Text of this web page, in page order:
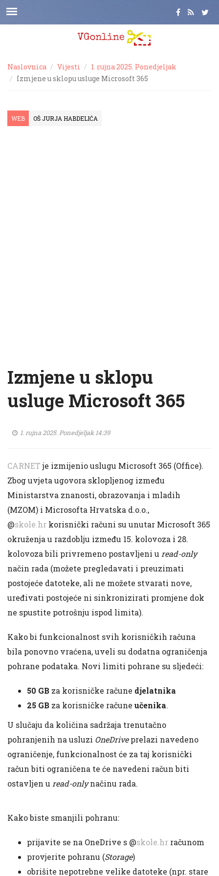
Naslovnica Vijesti
1. rujna 2025. Ponedjeljak
Izmjene u sklopu usluge Microsoft 365
WEB OŠ JURJA HABDELIĆA
Izmjene u sklopu
usluge Microsoft 365
1. rujna 2025. Ponedjeljak 14:39
CARNETje izmijenio uslugu Microsoft 365 (Office).
Zbog uvjeta ugovora sklopljenog između
Ministarstva znanosti, obrazovanja i mladih
(MZOM) i Microsofta Hrvatska d.o.o.,
@skole.hr korisnički računi su unutar Microsoft 365
okruženja u razdoblju između 15. kolovoza i 28.
kolovoza bili privremeno postavljeni u read-only
način rada (možete pregledavati i preuzimati
postojeće datoteke, ali ne možete stvarati nove,
uređivati postojeće ni sinkronizirati promjene dok
ne spustite potrošnju ispod limita).
Kako bi funkcionalnost svih korisničkih računa
bila ponovno vraćena, uveli su dodatna ograničenja
pohrane podataka. Novi limiti pohrane su sljedeći:
50 GB za korisničke račune djelatnika
25 GB za korisničke račune učenika.
U slučaju da količina sadržaja trenutačno
pohranjenih na usluzi OneDriveprelazi navedeno
ograničenje, funkcionalnost će za taj korisnički
račun biti ograničena te će navedeni račun biti
ostavljen u read-onlynačinu rada.
Kako biste smanjili pohranu:
prijavite se na OneDrive s @skole.hr računom
provjerite pohranu (Storage)
obrišite nepotrebne velike datoteke (npr. stare